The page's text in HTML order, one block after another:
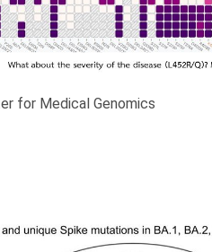
for Medical Genomics